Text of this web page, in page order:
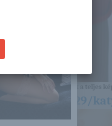
Ha ennek a lánynak a teljes
2016/01/29/